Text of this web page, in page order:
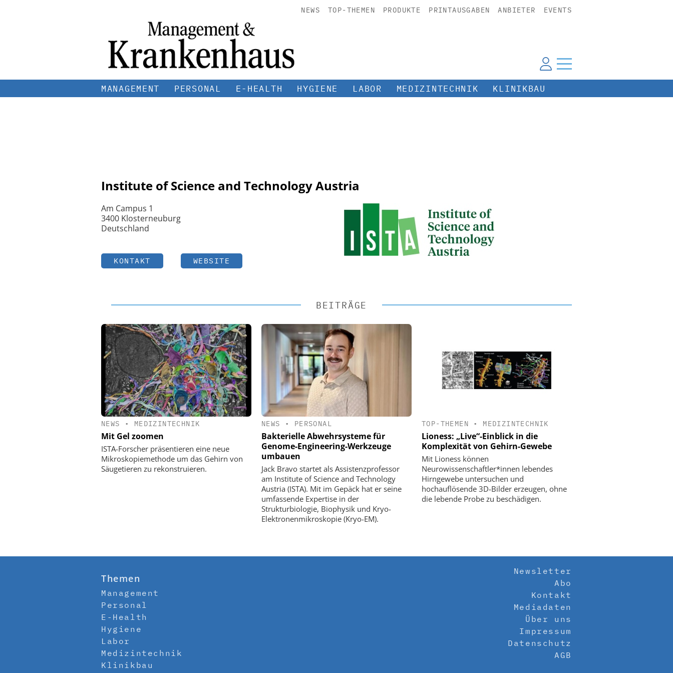
NEWS TOP-THEMEN PRODUKTE PRINTAUSGABEN ANBIETER EVENTS
MANAGEMENT PERSONAL E-HEALTH HYGIENE LABOR MEDIZINTECHNIK KLINIKBAU
Institute of Science and Technology Austria
Am Campus 1
3400 Klosterneuburg
Deutschland
KONTAKT WEBSITE
BEITRÄGE
NEWS • MEDIZINTECHNIK
Mit Gel zoomen
ISTA-Forscher präsentieren eine neue
Mikroskopiemethode um das Gehirn von
Säugetieren zu rekonstruieren.
NEWS • PERSONAL
Bakterielle Abwehrsysteme für
Genome-Engineering-Werkzeuge
umbauen
Jack Bravo startet als Assistenzprofessor
am Institute of Science and Technology
Austria (ISTA). Mit im Gepäck hat er seine
umfassende Expertise in der
Strukturbiologie, Biophysik und Kryo-
Elektronenmikroskopie (Kryo-EM).
TOP-THEMEN • MEDIZINTECHNIK
Lioness: „Live“-Einblick in die
Komplexität von Gehirn-Gewebe
Mit Lioness können
Neurowissenschaftler*innen lebendes
Hirngewebe untersuchen und
hochauflösende 3D-Bilder erzeugen, ohne
die lebende Probe zu beschädigen.
Themen
Management
Personal
E-Health
Hygiene
Labor
Medizintechnik
Klinikbau
Newsletter
Abo
Kontakt
Mediadaten
Über uns
Impressum
Datenschutz
AGB